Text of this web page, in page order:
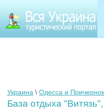
Украина \ Одесса и
База отдыха